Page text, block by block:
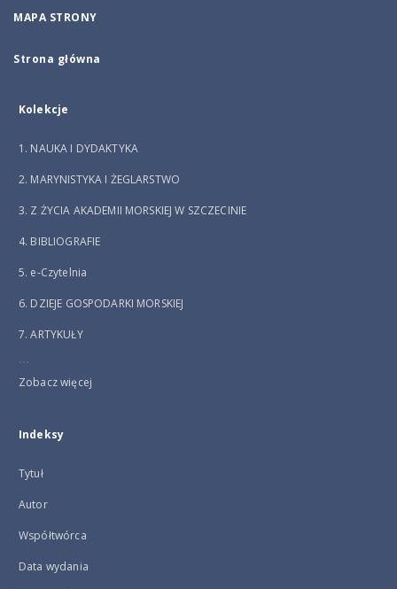
MAPA STRONY
Strona główna
Kolekcje
1. NAUKA I DYDAKTYKA
2. MARYNISTYKA I ŻEGLARSTWO
3. Z ŻYCIA AKADEMII MORSKIEJ W SZCZECINIE
4. BIBLIOGRAFIE
5. e-Czytelnia
6. DZIEJE GOSPODARKI MORSKIEJ
7. ARTYKUŁY
...
Zobacz więcej
Indeksy
Tytuł
Autor
Współtwórca
Data wydania